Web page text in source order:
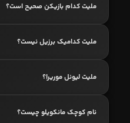
ملیت کدام بازیکن صحیح است؟
ملیت کدامیک برزیل نیست؟
ملیت لیونل موریرا؟
نام کوچک مانکویلو چیست؟